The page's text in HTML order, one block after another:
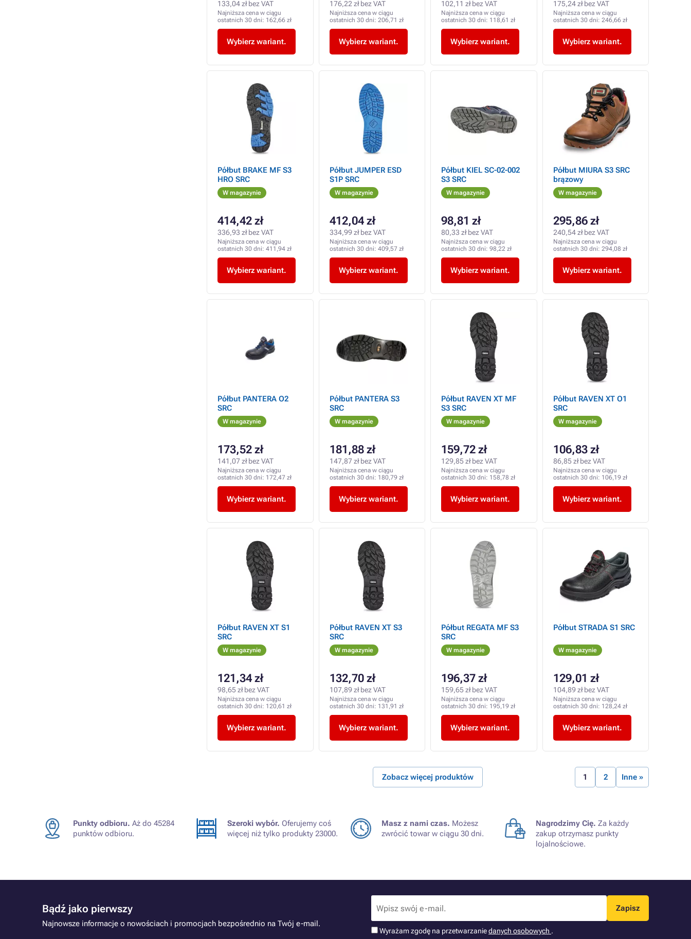
133,04 zł bez VAT
Najniższa cena w ciągu
ostatnich 30 dni: 162,66 zł
Wybierz wariant.
176,22 zł bez VAT
Najniższa cena w ciągu
ostatnich 30 dni: 206,71 zł
Wybierz wariant.
102,11 zł bez VAT
Najniższa cena w ciągu
ostatnich 30 dni: 118,61 zł
Wybierz wariant.
175,24 zł bez VAT
Najniższa cena w ciągu
ostatnich 30 dni: 246,66 zł
Wybierz wariant.
Półbut BRAKE MF S3
HRO SRC
W magazynie
414,42 zł
336,93 zł bez VAT
Najniższa cena w ciągu
ostatnich 30 dni: 411,94 zł
Wybierz wariant.
Półbut JUMPER ESD
S1P SRC
W magazynie
412,04 zł
334,99 zł bez VAT
Najniższa cena w ciągu
ostatnich 30 dni: 409,57 zł
Wybierz wariant.
Półbut KIEL SC-02-002
S3 SRC
W magazynie
98,81 zł
80,33 zł bez VAT
Najniższa cena w ciągu
ostatnich 30 dni: 98,22 zł
Wybierz wariant.
Półbut MIURA S3 SRC
brązowy
W magazynie
295,86 zł
240,54 zł bez VAT
Najniższa cena w ciągu
ostatnich 30 dni: 294,08 zł
Wybierz wariant.
Półbut PANTERA O2
SRC
W magazynie
173,52 zł
141,07 zł bez VAT
Najniższa cena w ciągu
ostatnich 30 dni: 172,47 zł
Wybierz wariant.
Półbut PANTERA S3
SRC
W magazynie
181,88 zł
147,87 zł bez VAT
Najniższa cena w ciągu
ostatnich 30 dni: 180,79 zł
Wybierz wariant.
Półbut RAVEN XT MF
S3 SRC
W magazynie
159,72 zł
129,85 zł bez VAT
Najniższa cena w ciągu
ostatnich 30 dni: 158,78 zł
Wybierz wariant.
Półbut RAVEN XT O1
SRC
W magazynie
106,83 zł
86,85 zł bez VAT
Najniższa cena w ciągu
ostatnich 30 dni: 106,19 zł
Wybierz wariant.
Półbut RAVEN XT S1
SRC
W magazynie
121,34 zł
98,65 zł bez VAT
Najniższa cena w ciągu
ostatnich 30 dni: 120,61 zł
Wybierz wariant.
Półbut RAVEN XT S3
SRC
W magazynie
132,70 zł
107,89 zł bez VAT
Najniższa cena w ciągu
ostatnich 30 dni: 131,91 zł
Wybierz wariant.
Półbut REGATA MF S3
SRC
W magazynie
196,37 zł
159,65 zł bez VAT
Najniższa cena w ciągu
ostatnich 30 dni: 195,19 zł
Wybierz wariant.
Półbut STRADA S1 SRC
W magazynie
129,01 zł
104,89 zł bez VAT
Najniższa cena w ciągu
ostatnich 30 dni: 128,24 zł
Wybierz wariant.
Zobacz więcej produktów 1 2 Inne »
Punkty odbioru. Aż do 45284
punktów odbioru.
Szeroki wybór. Oferujemy coś
więcej niż tylko produkty 23000.
Masz z nami czas. Możesz
zwrócić towar w ciągu 30 dni.
Nagrodzimy Cię. Za każdy
zakup otrzymasz punkty
lojalnościowe.
Bądź jako pierwszy
Najnowsze informacje o nowościach i promocjach bezpośrednio na Twój e-mail.
Zapisz
Wyrażam zgodę na przetwarzaniedanych osobowych .